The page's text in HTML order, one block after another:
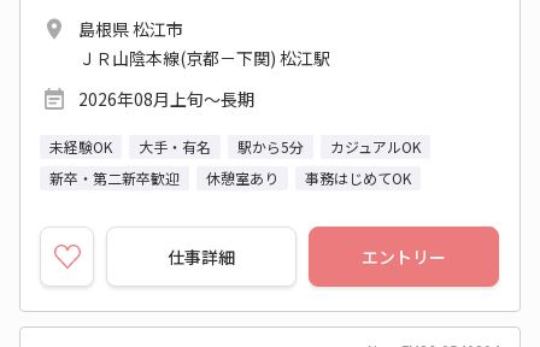
島根県 松江市
ＪＲ山陰本線(京都－下関) 松江駅
2026年08月上旬～長期
未経験OK 大手・有名 駅から5分
カジュアルOK
新卒・第二新卒歓迎
休憩室あり 事務はじめてOK
仕事詳細 エントリー